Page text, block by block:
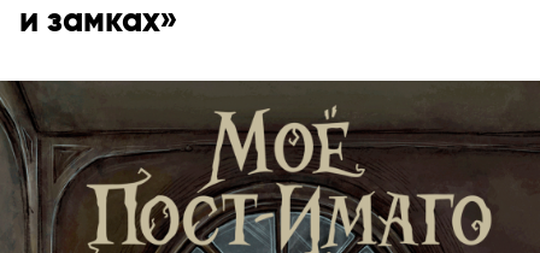
и замках»